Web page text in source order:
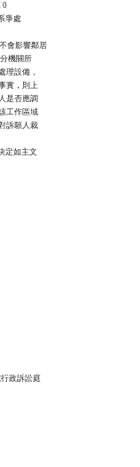
0
爭處
會影響鄰居
機關所
理設備，
實，則上
是否應調
工作區域
訴願人裁
定如主文
政訴訟庭